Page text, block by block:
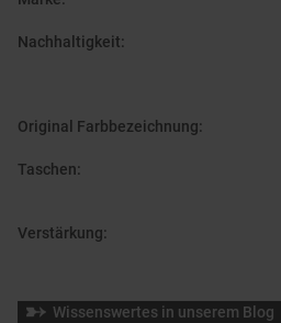
Nachhaltigkeit:
Original Farbbezeichnung:
Taschen:
Verstärkung:
Wissenswertes in unserem Blog